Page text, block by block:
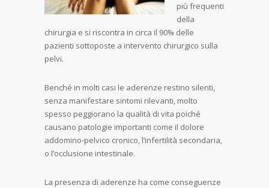
più frequenti
della
chirurgia e si riscontra in circa il 90% delle
pazienti sottoposte a intervento chirurgico sulla
pelvi.
Benché in molti casi le aderenze restino silenti,
senza manifestare sintomi rilevanti, molto
spesso peggiorano la qualità di vita poiché
causano patologie importanti come il dolore
addomino-pelvico cronico, l’infertilità secondaria,
o l’occlusione intestinale.
La presenza di aderenze ha come conseguenze